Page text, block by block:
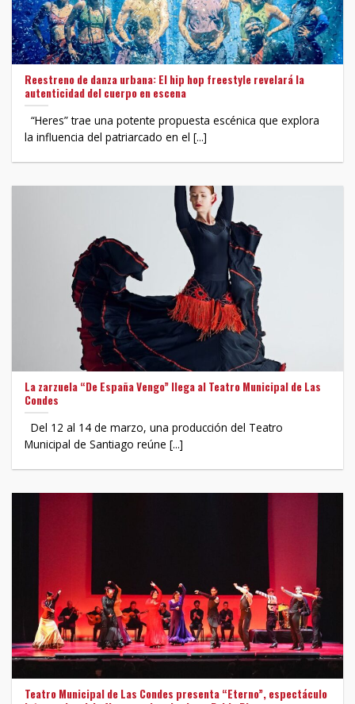
Reestreno de danza urbana: El hip hop freestyle revelará la
autenticidad del cuerpo en escena
“Heres” trae una potente propuesta escénica que explora
la influencia del patriarcado en el [...]
La zarzuela “De España Vengo” llega al Teatro Municipal de Las
Condes
Del 12 al 14 de marzo, una producción del Teatro
Municipal de Santiago reúne [...]
Teatro Municipal de Las Condes presenta “Eterno”, espectáculo